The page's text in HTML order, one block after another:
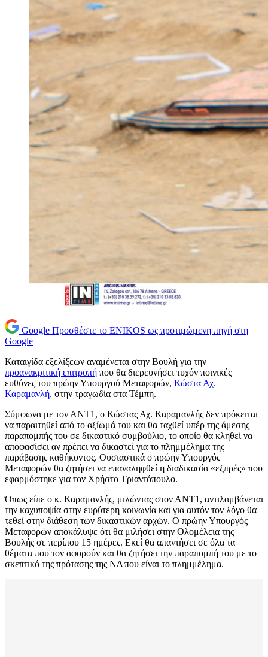
Google Προσθέστε το ENIKOS ως προτιμώμενη πηγή στη
Google
Καταιγίδα εξελίξεων αναμένεται στην Βουλή για την
προανακριτική επιτροπή που θα διερευνήσει τυχόν ποινικές
ευθύνες του πρώην Υπουργού Μεταφορών, Κώστα Αχ.
Καραμανλή, στην τραγωδία στα Τέμπη.
Σύμφωνα με τον ΑΝΤ1, ο Κώστας Αχ. Καραμανλής δεν πρόκειται
να παραιτηθεί από το αξίωμά του και θα ταχθεί υπέρ της άμεσης
παραπομπής του σε δικαστικό συμβούλιο, το οποίο θα κληθεί να
αποφασίσει αν πρέπει να δικαστεί για το πλημμέλημα της
παράβασης καθήκοντος. Ουσιαστικά ο πρώην Υπουργός
Μεταφορών θα ζητήσει να επαναληφθεί η διαδικασία «εξπρές» που
εφαρμόστηκε για τον Χρήστο Τριαντόπουλο.
Όπως είπε ο κ. Καραμανλής, μιλώντας στον ΑΝΤ1, αντιλαμβάνεται
την καχυποψία στην ευρύτερη κοινωνία και για αυτόν τον λόγο θα
τεθεί στην διάθεση των δικαστικών αρχών. Ο πρώην Υπουργός
Μεταφορών αποκάλυψε ότι θα μιλήσει στην Ολομέλεια της
Βουλής σε περίπου 15 ημέρες. Εκεί θα απαντήσει σε όλα τα
θέματα που τον αφορούν και θα ζητήσει την παραπομπή του με το
σκεπτικό της πρότασης της ΝΔ που είναι το πλημμέλημα.